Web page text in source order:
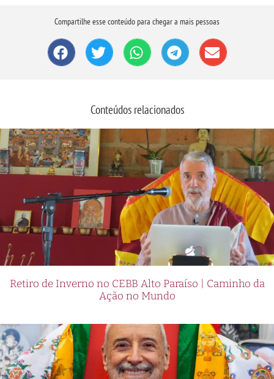
Compartilhe esse conteúdo para chegar a mais pessoas
Conteúdos relacionados
Retiro de Inverno no CEBB Alto Paraíso | Caminho da
Ação no Mundo